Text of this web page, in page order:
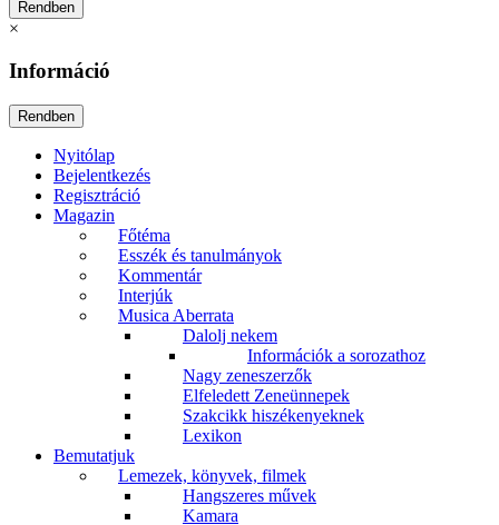
×
Információ
Nyitólap
Bejelentkezés
Regisztráció
Magazin
Főtéma
Esszék és tanulmányok
Kommentár
Interjúk
Musica Aberrata
Dalolj nekem
Információk a sorozathoz
Nagy zeneszerzők
Elfeledett Zeneünnepek
Szakcikk hiszékenyeknek
Lexikon
Bemutatjuk
Lemezek, könyvek, filmek
Hangszeres művek
Kamara